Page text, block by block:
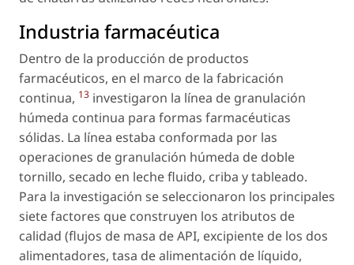
Industria farmacéutica
Dentro de la producción de productos
farmacéuticos, en el marco de la fabricación
continua, 13 investigaron la línea de granulación
húmeda continua para formas farmacéuticas
sólidas. La línea estaba conformada por las
operaciones de granulación húmeda de doble
tornillo, secado en leche fluido, criba y tableado.
Para la investigación se seleccionaron los principales
siete factores que construyen los atributos de
calidad (flujos de masa de API, excipiente de los dos
alimentadores, tasa de alimentación de líquido,